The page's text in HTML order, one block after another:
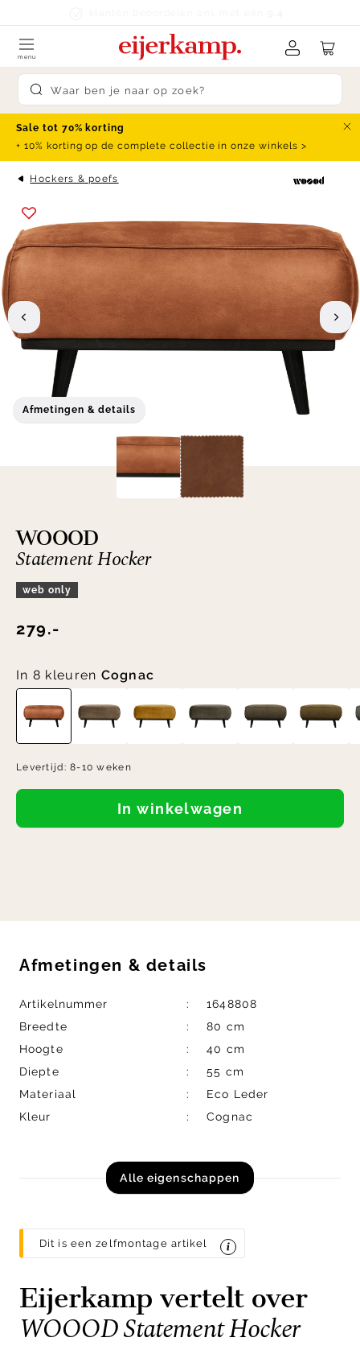
Submit search
menu
Sale tot 70% korting
+ 10% korting op de complete collectie in onze winkels >
Hockers & poefs
Afmetingen & details
WOOOD
Statement Hocker
web only
279.-
In 8 kleuren Cognac
Levertijd:8-10 weken
In winkelwagen
Afmetingen & details
Artikelnummer
1648808
Breedte
80 cm
Hoogte
40 cm
Diepte
55 cm
Materiaal
Eco Leder
Kleur
Cognac
Alle eigenschappen
Dit is een zelfmontage artikel
Eijerkamp vertelt over
WOOOD Statement Hocker